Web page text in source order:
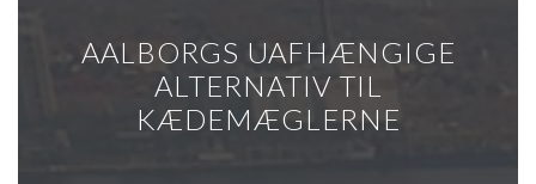
AALBORGS UAFHÆNGIGE
ALTERNATIV TIL
KÆDEMÆGLERNE